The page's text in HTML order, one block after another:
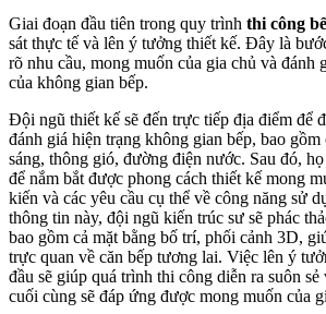
Giai đoạn đầu tiên trong quy trình thi công
sát thực tế và lên ý tưởng thiết kế. Đây là
rõ nhu cầu, mong muốn của gia chủ và đánh
của không gian bếp.
Đội ngũ thiết kế sẽ đến trực tiếp địa điểm để
đánh giá hiện trạng không gian bếp, bao gồm
sáng, thông gió, đường điện nước. Sau đó,
để nắm bắt được phong cách thiết kế mong
kiến và các yêu cầu cụ thể về công năng sử
thông tin này, đội ngũ kiến trúc sư sẽ phác
bao gồm cả mặt bằng bố trí, phối cảnh 3D,
trực quan về căn bếp tương lai. Việc lên ý
đầu sẽ giúp quá trình thi công diễn ra suôn sẻ
cuối cùng sẽ đáp ứng được mong muốn của